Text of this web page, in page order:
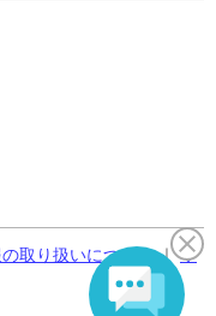
取り扱いについて｜サ